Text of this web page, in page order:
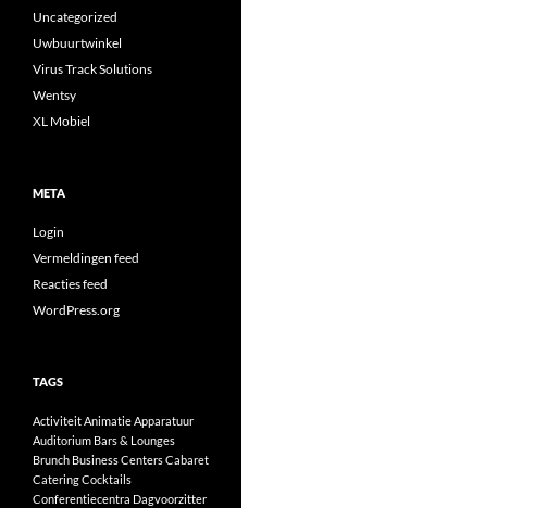
Uncategorized
Uwbuurtwinkel
Virus Track Solutions
Wentsy
XL Mobiel
META
Login
Vermeldingen feed
Reacties feed
WordPress.org
TAGS
ActiviteitAnimatieApparatuur
Auditorium Bars & Lounges
Brunch Business CentersCabaret
CateringCocktails
Conferentiecentra Dagvoorzitter